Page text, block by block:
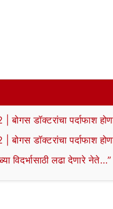
डॉक्टरांचा पर्दाफाश
डॉक्टरांचा पर्दाफाश
लढा देणारे